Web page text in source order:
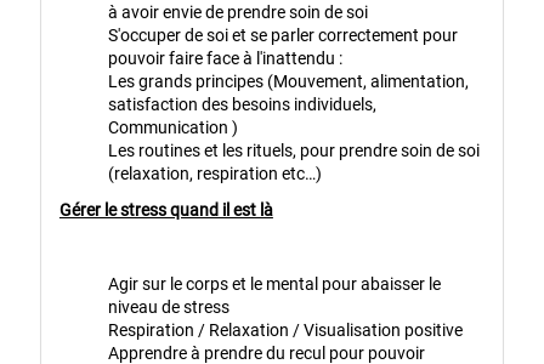
à avoir envie de prendre soin de soi
S'occuper de soi et se parler correctement pour
pouvoir faire face à l'inattendu :
Les grands principes (Mouvement, alimentation,
satisfaction des besoins individuels,
Communication )
Les routines et les rituels, pour prendre soin de soi
(relaxation, respiration etc…)
Gérer le stress quand il est là
Agir sur le corps et le mental pour abaisser le
niveau de stress
Respiration / Relaxation / Visualisation positive
Apprendre à prendre du recul pour pouvoir